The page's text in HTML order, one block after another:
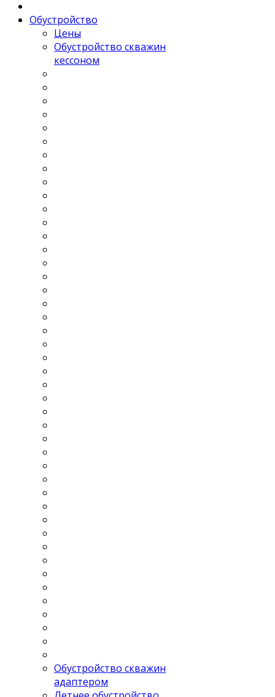
Обустройство
Цены
Обустройство скважин
кессоном
Обустройство скважин
адаптером